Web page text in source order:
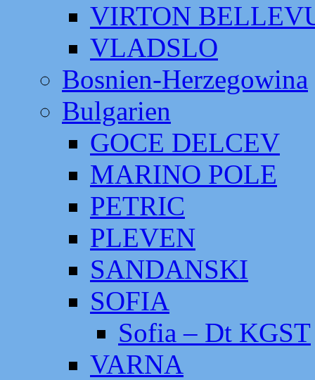
VIRTON
VLADSLO
Bosnien-Herzegowina
Bulgarien
GOCE DELCEV
MARINO POLE
PETRIC
PLEVEN
SANDANSKI
SOFIA
Sofia – Dt KGST
VARNA